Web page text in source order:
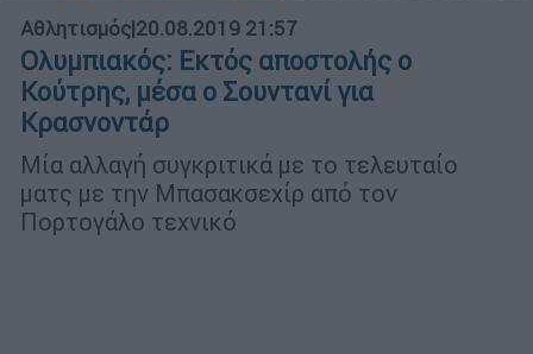
Αθλητισμός|20.08.2019 21:57
Ολυμπιακός: Εκτός αποστολής ο
Κούτρης, μέσα ο Σουντανί για
Κρασνοντάρ
Μία αλλαγή συγκριτικά με το τελευταίο
ματς με την Μπασακσεχίρ από τον
Πορτογάλο τεχνικό